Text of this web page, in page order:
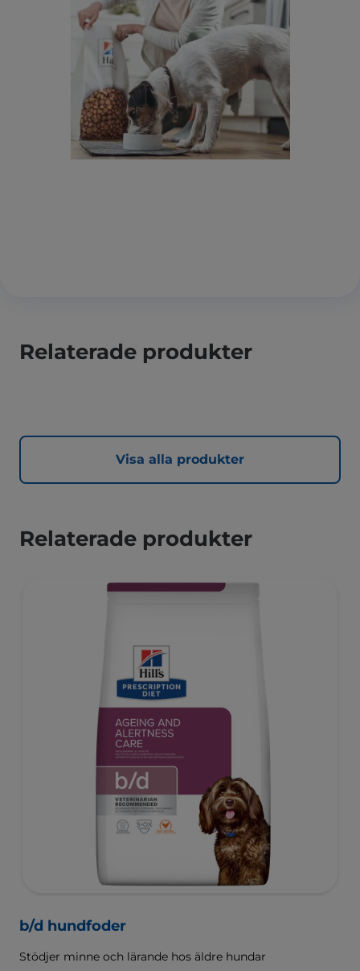
Relaterade produkter
Visa alla produkter
Relaterade produkter
b/d hundfoder
Stödjer minne och lärande hos äldre hundar